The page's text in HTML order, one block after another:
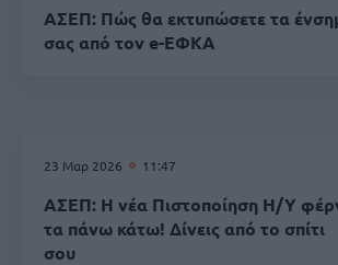
ΑΣΕΠ: Πώς θα εκτυπώσετε τα
σας από τον e-ΕΦΚΑ
23 Μαρ 2026 11:47
ΑΣΕΠ: Η νέα Πιστοποίηση Η/Υ
τα πάνω κάτω! Δίνεις από το σπίτι
σου